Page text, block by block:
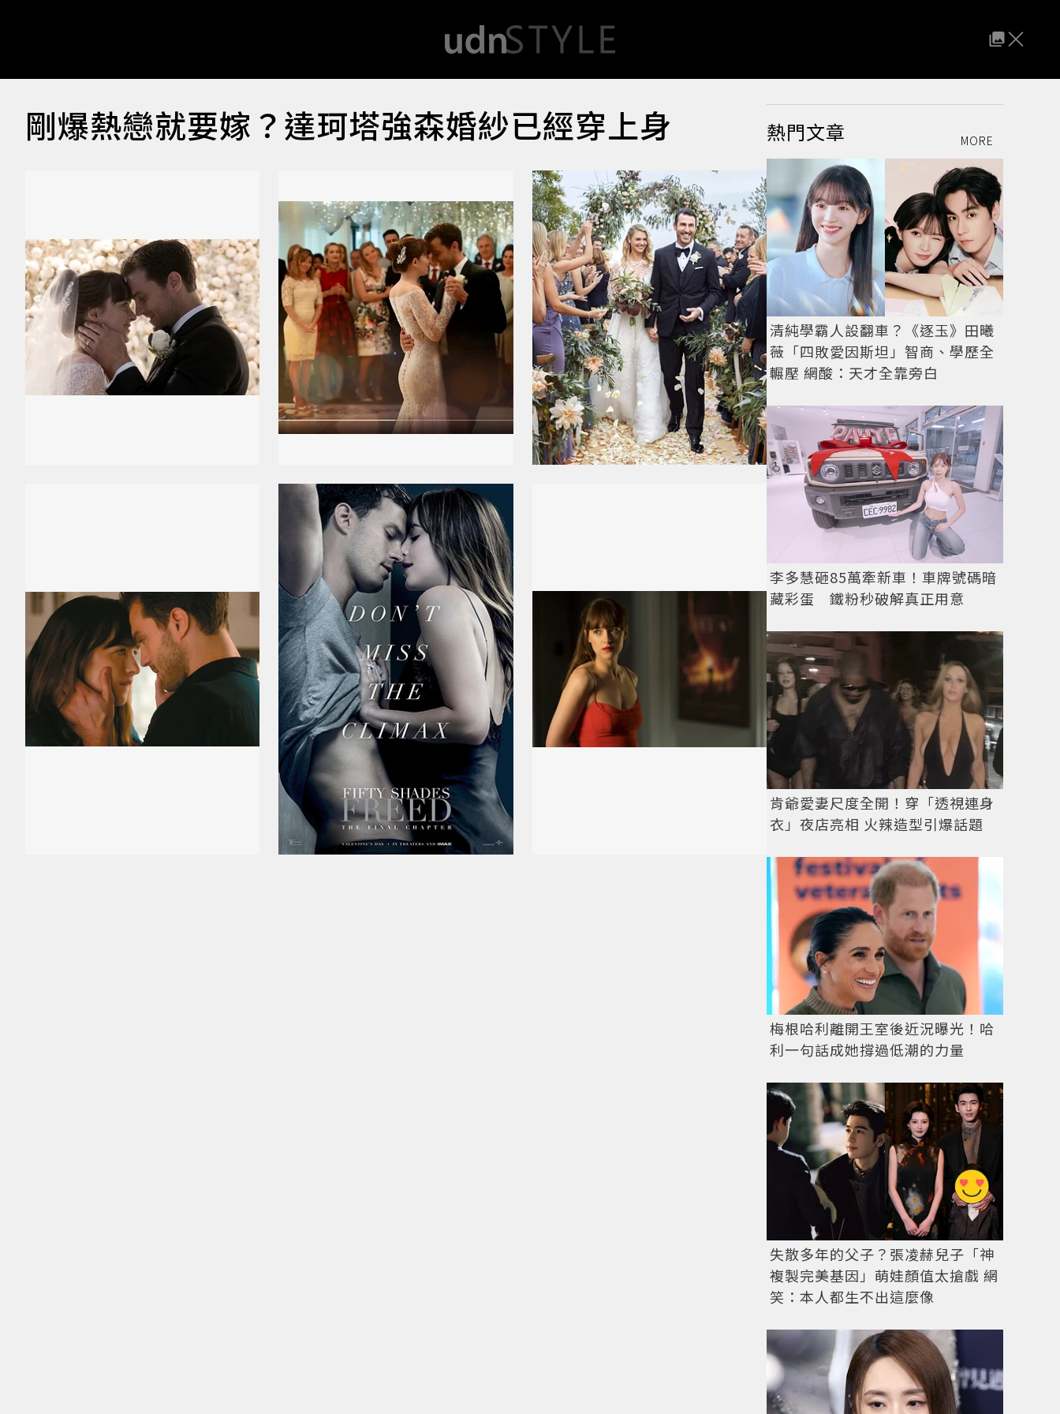
剛爆熱戀就要嫁？達珂塔強森婚紗已經穿上身 熱門文章 MORE
清純學霸人設翻車？《逐玉》田曦
薇「四敗愛因斯坦」智商、學歷全
輾壓 網酸：天才全靠旁白
李多慧砸85萬牽新車！車牌號碼暗
藏彩蛋 鐵粉秒破解真正用意
肯爺愛妻尺度全開！穿「透視連身
衣」夜店亮相 火辣造型引爆話題
梅根哈利離開王室後近況曝光！哈
利一句話成她撐過低潮的力量
失散多年的父子？張凌赫兒子「神
複製完美基因」萌娃顏值太搶戲 網
笑：本人都生不出這麼像